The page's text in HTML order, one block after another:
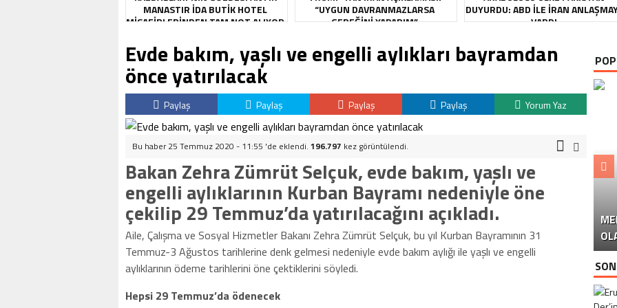
MANASTIR İDA BUTIK HOTEL
MISAFIRLERINDEN TAM NOT ALIYOR
“UYGUN DAVRANMAZLARSA
GEREĞINI YAPARIM”
DUYURDU: ABD ILE İRAN
VARDI
Evde bakım, yaşlı ve engelli aylıkları bayramdan
önce yatırılacak
Paylaş Paylaş Paylaş Paylaş Yorum Yaz
Bu haber 25 Temmuz 2020 - 11:55 'de eklendi. 196.797 kez görüntülendi.
Bakan Zehra Zümrüt Selçuk, evde bakım, yaşlı ve
engelli aylıklarının Kurban Bayramı nedeniyle öne
çekilip 29 Temmuz’da yatırılacağını açıkladı.
Aile, Çalışma ve Sosyal Hizmetler Bakanı Zehra Zümrüt Selçuk, bu yıl Kurban Bayramının 31
Temmuz-3 Ağustos tarihlerine denk gelmesi nedeniyle evde bakım aylığı ile yaşlı ve engelli
aylıklarının ödeme tarihlerini öne çektiklerini söyledi.
Hepsi 29 Temmuz’da ödenecek